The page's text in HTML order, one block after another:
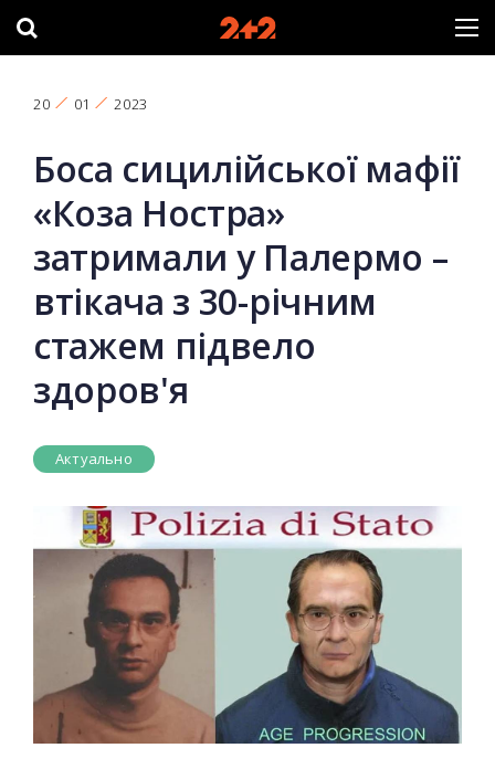
20 01 2023
Боса сицилійської мафії
«Коза Ностра»
затримали у Палермо –
втікача з 30-річним
стажем підвело
здоров'я
Актуально